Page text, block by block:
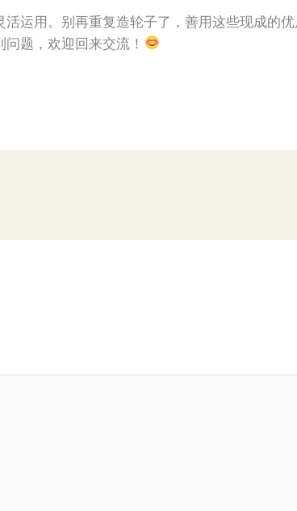
运用。别再重复造轮子了，善用这些现成的
题，欢迎回来交流！